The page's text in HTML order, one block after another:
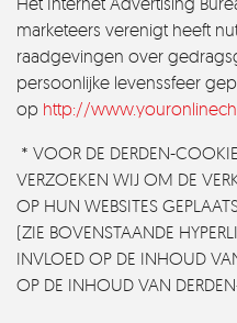
marketeers verenigt heeft
raadgevingen over
persoonlijke levenssfeer
op http://
* VOOR DE DERDEN-
VERZOEKEN WIJ OM DE
OP HUN WEBSITES
(ZIE BOVENSTAANDE
INVLOED OP DE INHOUD
OP DE INHOUD VAN